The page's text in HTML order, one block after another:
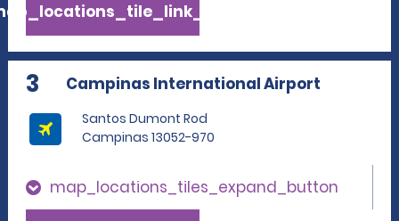
3 Campinas International Airport
Santos Dumont Rod
Campinas 13052-970
map_locations_tiles_expand_button